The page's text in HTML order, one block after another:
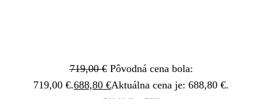
719,00€ Pôvodná cena bola:
719,00 €.688,80 €Aktuálna cena je: 688,80 €.